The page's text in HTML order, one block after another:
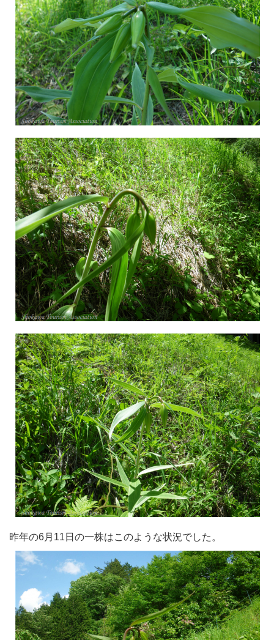
昨年の6月11日の一株はこのような状況でした。